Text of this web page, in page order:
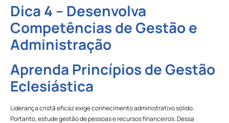
Dica 4 – Desenvolva
Competências de Gestão e
Administração
Aprenda Princípios de Gestão
Eclesiástica
Liderança cristã eficaz exige conhecimento administrativo sólido.
Portanto, estude gestão de pessoas e recursos financeiros. Dessa